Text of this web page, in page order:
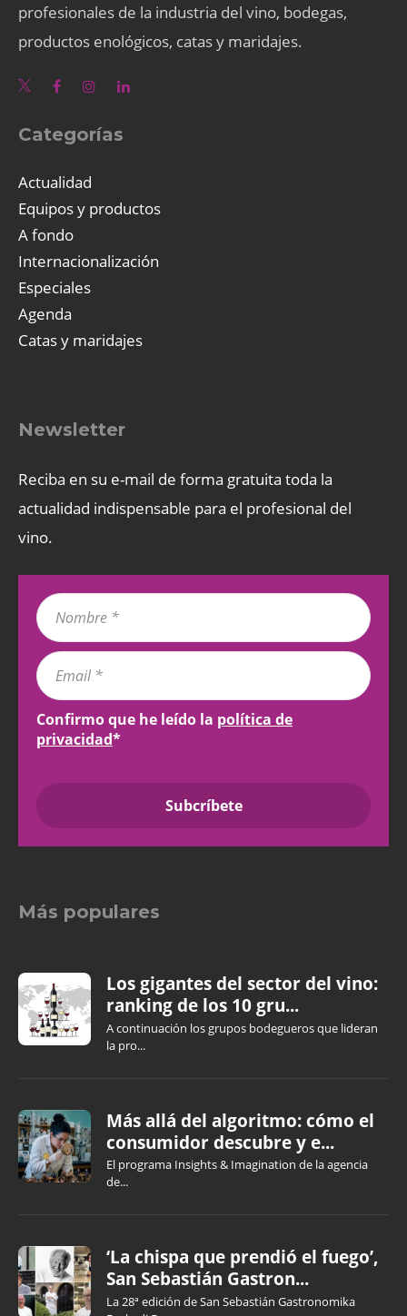
profesionales de la industria del vino, bodegas,
productos enológicos, catas y maridajes.
Categorías
Actualidad
Equipos y productos
A fondo
Internacionalización
Especiales
Agenda
Catas y maridajes
Newsletter
Reciba en su e-mail de forma gratuita toda la
actualidad indispensable para el profesional del
vino.
Confirmo que he leído la política de
privacidad*
Más populares
Los gigantes del sector del vino:
ranking de los 10 gru...
A continuación los grupos bodegueros que lideran
la pro...
Más allá del algoritmo: cómo el
consumidor descubre y e...
El programa Insights & Imagination de la agencia
de...
‘La chispa que prendió el fuego’,
San Sebastián Gastron...
La 28ª edición de San Sebastián Gastronomika